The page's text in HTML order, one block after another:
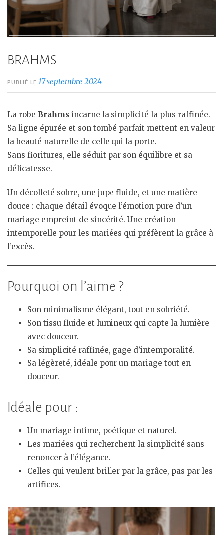
BRAHMS
PUBLIÉ LE 17 septembre 2024
La robe Brahms incarne la simplicité la plus raffinée.
Sa ligne épurée et son tombé parfait mettent en valeur
la beauté naturelle de celle qui la porte.
Sans fioritures, elle séduit par son équilibre et sa
délicatesse.
Un décolleté sobre, une jupe fluide, et une matière
douce : chaque détail évoque l’émotion pure d’un
mariage empreint de sincérité. Une création
intemporelle pour les mariées qui préfèrent la grâce à
l’excès.
Pourquoi on l’aime ?
Son minimalisme élégant, tout en sobriété.
Son tissu fluide et lumineux qui capte la lumière
avec douceur.
Sa simplicité raffinée, gage d’intemporalité.
Sa légèreté, idéale pour un mariage tout en
douceur.
Idéale pour :
Un mariage intime, poétique et naturel.
Les mariées qui recherchent la simplicité sans
renoncer à l’élégance.
Celles qui veulent briller par la grâce, pas par les
artifices.